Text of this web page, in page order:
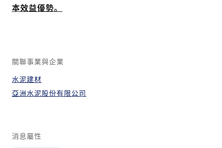
本效益優勢。
關聯事業與企業
水泥建材
亞洲水泥股份有限公司
消息屬性